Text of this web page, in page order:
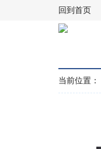
回到首页
当前位置：